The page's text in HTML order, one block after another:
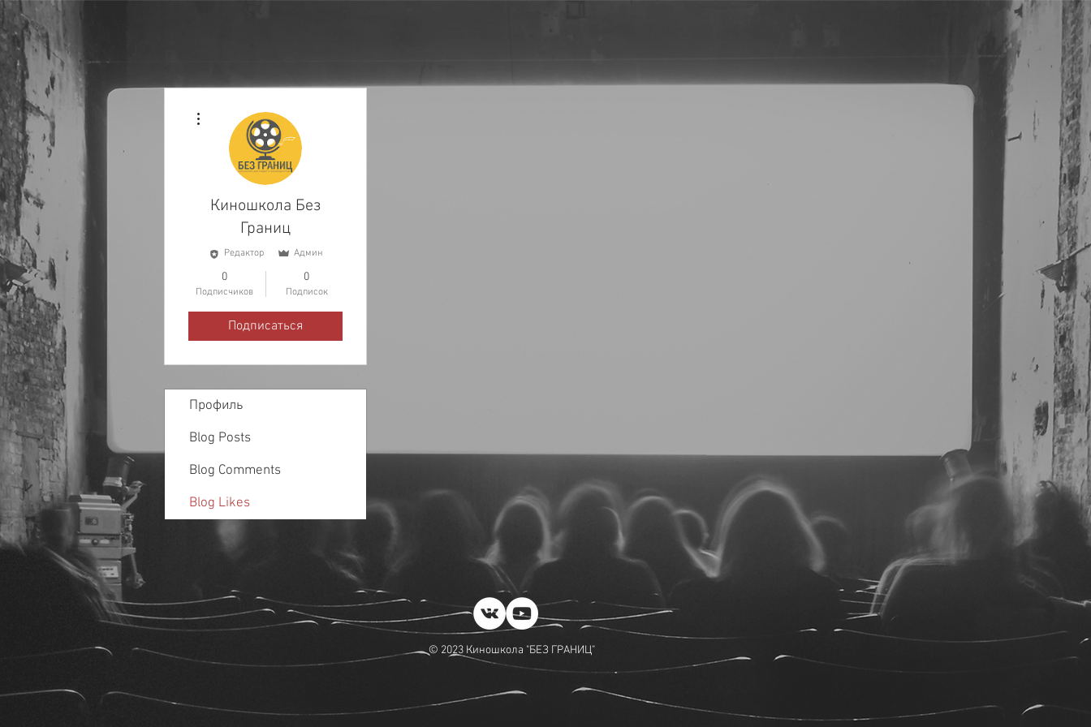
Киношкола Без
Границ
Редактор Админ
0
Подписчиков
0
Подписок
Подписаться
Профиль
Blog Posts
Blog Comments
Blog Likes
© 2023 Киношкола "БЕЗ ГРАНИЦ"